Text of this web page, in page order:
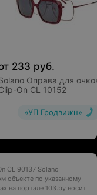
233 руб.
Оправа для
On CL 10152
«УП Гродвижн»
CL 90137 Solano
объекте по указанному
на портале 103.by носит